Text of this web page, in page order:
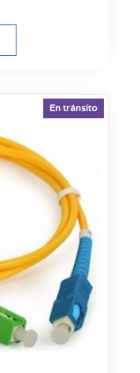
En tránsito